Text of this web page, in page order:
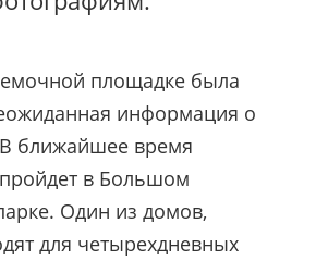
площадке была
информация о
ближайшее время
в Большом
Один из домов,
для четырехдневных